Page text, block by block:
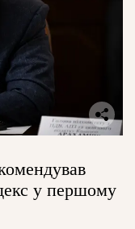
у першому